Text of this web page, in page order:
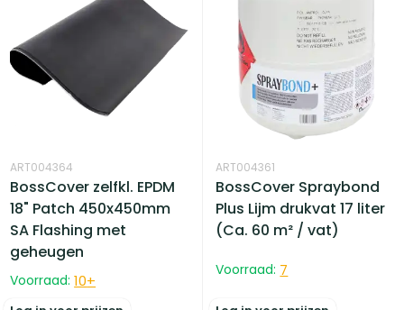
ART004364
BossCover zelfkl. EPDM
18" Patch 450x450mm
SA Flashing met
geheugen
Voorraad: 10+
ART004361
BossCover Spraybond
Plus Lijm drukvat 17 liter
(Ca. 60 m² / vat)
Voorraad: 7